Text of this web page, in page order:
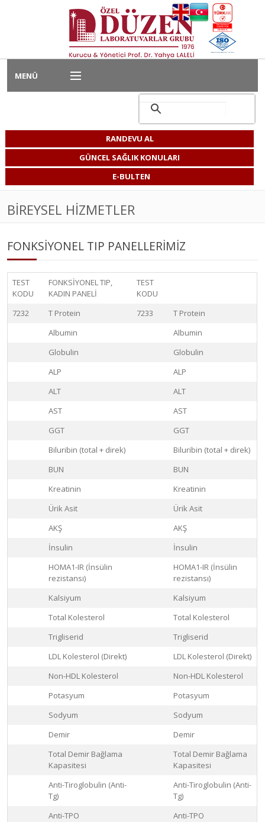
MENÜ
Hizmet Alanlarımız
Kurumsal Hizmetler
Kariyer
Bize Ulaşın
RANDEVU AL
GÜNCEL SAĞLIK KONULARI
E-BULTEN
BIREYSEL HIZMETLER
FONKSİYONEL TIP PANELLERİMİZ
TEST
KODU
FONKSİYONEL TIP,
KADIN PANELİ
TEST
KODU
7232
T Protein 7233
T Protein
Albumin
Albumin
Globulin
Globulin
ALP
ALP
ALT
ALT
AST
AST
GGT
GGT
Biluribin (total + direk)
Biluribin (total + direk)
BUN
BUN
Kreatinin
Kreatinin
Ürik Asit
Ürik Asit
AKŞ
AKŞ
İnsulin
İnsulin
HOMA1-IR (İnsülin
rezistansı)
HOMA1-IR (İnsülin
rezistansı)
Kalsiyum
Kalsiyum
Total Kolesterol
Total Kolesterol
Trigliserid
Trigliserid
LDL Kolesterol (Direkt)
LDL Kolesterol (Direkt)
Non-HDL Kolesterol
Non-HDL Kolesterol
Potasyum
Potasyum
Sodyum
Sodyum
Demir
Demir
Total Demir Bağlama
Kapasitesi
Total Demir Bağlama
Kapasitesi
Anti-Tiroglobulin (Anti-
Tg)
Anti-Tiroglobulin (Anti-
Tg)
Anti-TPO
Anti-TPO